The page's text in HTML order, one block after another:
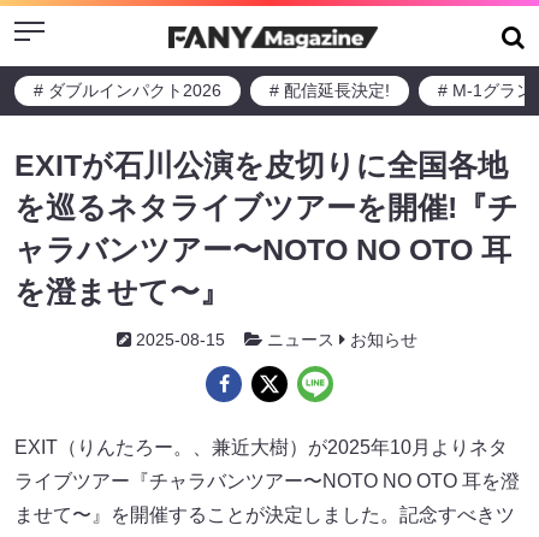
Menu
# ダブルインパクト2026 # 配信延長決定! # M-1グラン
EXITが石川公演を皮切りに全国各地
を巡るネタライブツアーを開催!『チ
ャラバンツアー〜NOTO NO OTO 耳
を澄ませて〜』
2025-08-15 ニュース お知らせ
EXIT（りんたろー。、兼近大樹）が2025年10月よりネタ
ライブツアー『チャラバンツアー〜NOTO NO OTO 耳を澄
ませて〜』を開催することが決定しました。記念すべきツ